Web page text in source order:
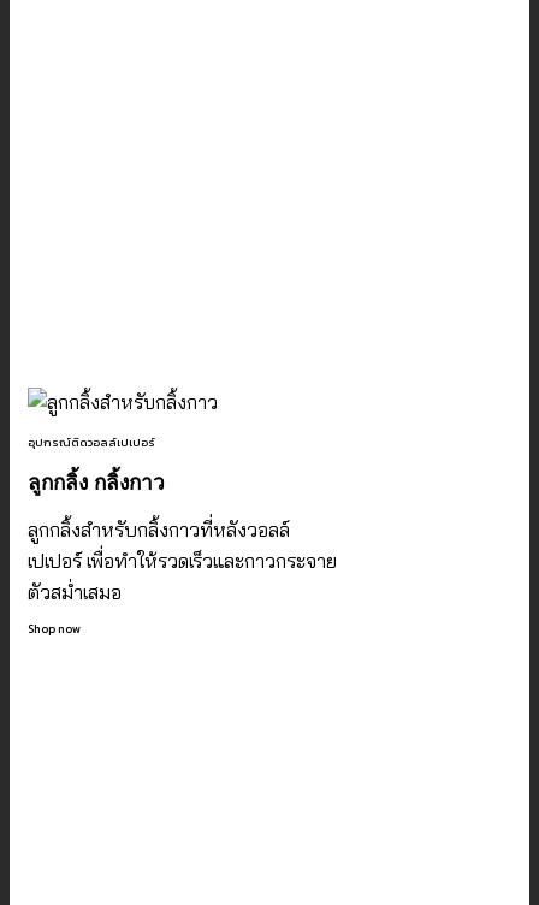
อุปกรณ์ติดวอลล์เปเปอร์
ลูกกลิ้ง กลิ้งกาว
ลูกกลิ้งสำหรับกลิ้งกาวที่หลังวอลล์
เปเปอร์ เพื่อทำให้รวดเร็วและกาวกระจาย
ตัวสม่ำเสมอ
Shop now